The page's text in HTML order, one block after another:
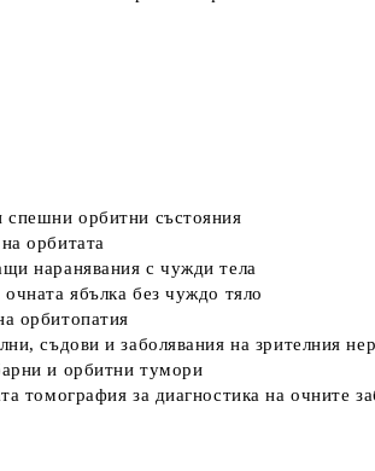
орбитни състояния
орбитата
наранявания с чужди тела
ябълка без чуждо тяло
орбитопатия
съдови и заболявания на зрителния
и орбитни тумори
томография за диагностика на очните